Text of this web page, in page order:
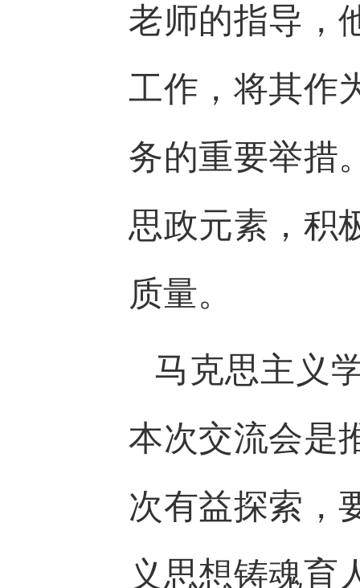
老师的指导，
工作，将其作
务的重要举措
思政元素，积
质量。
马克思主义
本次交流会是
次有益探索，
义思想铸魂育